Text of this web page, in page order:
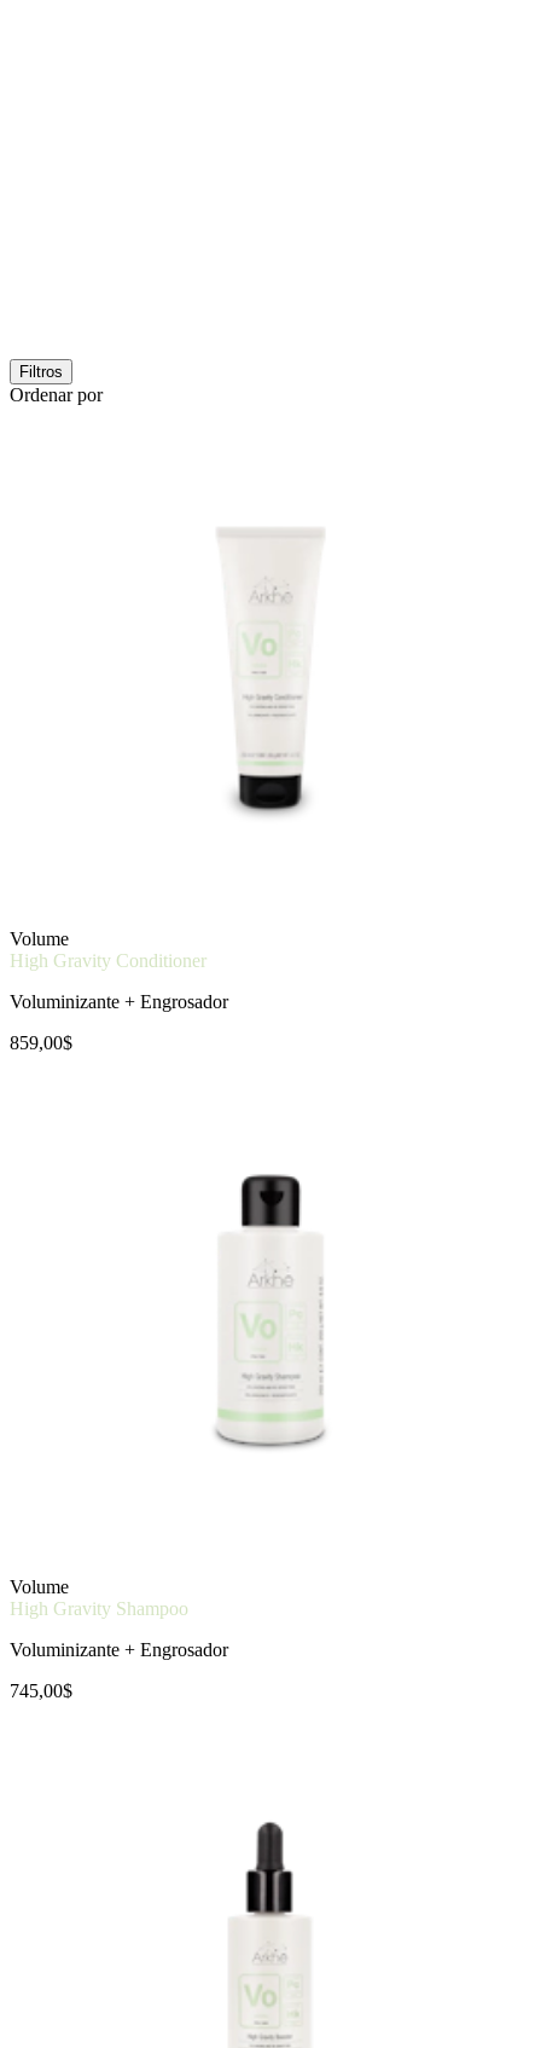
Filtros
Ordenar por
Volume
High Gravity Conditioner
Voluminizante + Engrosador
859,00$
Volume
High Gravity Shampoo
Voluminizante + Engrosador
745,00$